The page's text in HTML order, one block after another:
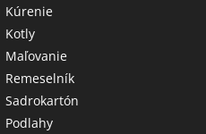
Kúrenie
Kotly
Maľovanie
Remeselník
Sadrokartón
Podlahy